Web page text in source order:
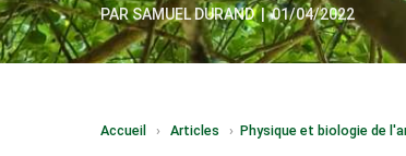
PARSAMUEL DURAND|01/04/2022
Accueil › Articles › Physique et biologie de